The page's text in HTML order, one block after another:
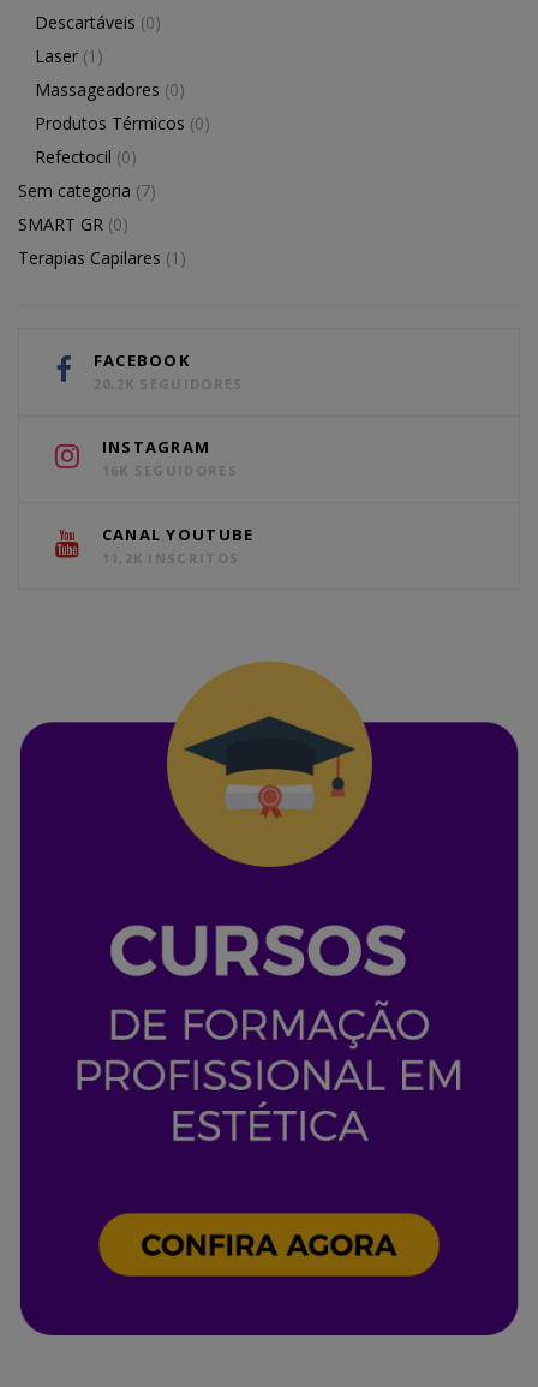
Descartáveis (0)
Laser (1)
Massageadores (0)
Produtos Térmicos (0)
Refectocil (0)
Sem categoria (7)
SMART GR (0)
Terapias Capilares (1)
FACEBOOK
20,2K SEGUIDORES
INSTAGRAM
16K SEGUIDORES
CANAL YOUTUBE
11,2K INSCRITOS